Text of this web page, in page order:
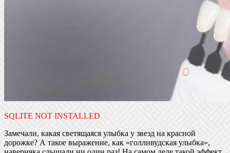
SQLITE NOT INSTALLED
Замечали, какая светящаяся улыбка у звезд на красной
дорожке? А такое выражение, как «голливудская улыбка»,